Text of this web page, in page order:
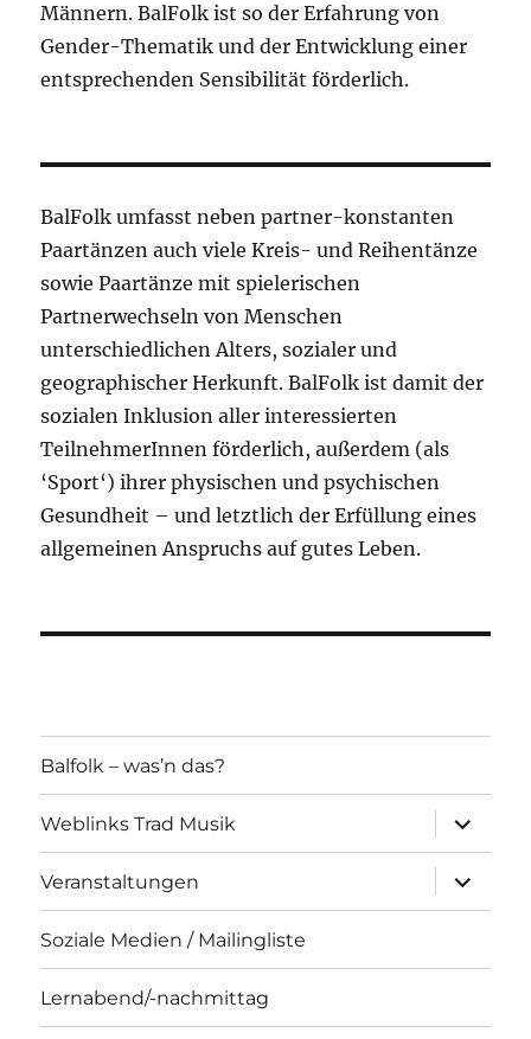
Männern. BalFolk ist so der Erfahrung von
Gender-Thematik und der Entwicklung einer
entsprechenden Sensibilität förderlich.
BalFolk umfasst neben partner-konstanten
Paartänzen auch viele Kreis- und Reihentänze
sowie Paartänze mit spielerischen
Partnerwechseln von Menschen
unterschiedlichen Alters, sozialer und
geographischer Herkunft. BalFolk ist damit der
sozialen Inklusion aller interessierten
TeilnehmerInnen förderlich, außerdem (als
‘Sport‘) ihrer physischen und psychischen
Gesundheit – und letztlich der Erfüllung eines
allgemeinen Anspruchs auf gutes Leben.
Balfolk – was’n das?
Weblinks Trad Musik
öffnen
Veranstaltungen
öffnen
Soziale Medien / Mailingliste
Lernabend/-nachmittag